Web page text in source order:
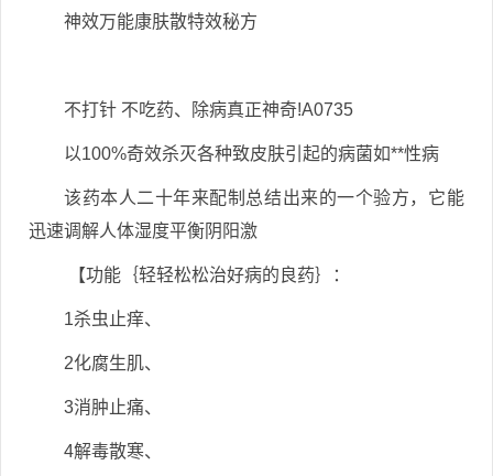
神效万能康肤散特效秘方
不打针 不吃药、除病真正神奇!A0735
以100%奇效杀灭各种致皮肤引起的病菌如**性病
该药本人二十年来配制总结出来的一个验方，它能
迅速调解人体湿度平衡阴阳激
【功能｛轻轻松松治好病的良药｝：
1杀虫止痒、
2化腐生肌、
3消肿止痛、
4解毒散寒、